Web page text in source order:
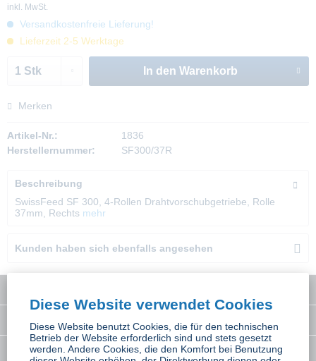
inkl. MwSt.
Versandkostenfreie Lieferung!
Lieferzeit 2-5 Werktage
In den Warenkorb
Merken
Artikel-Nr.:
1836
Herstellernummer:
SF300/37R
Beschreibung
SwissFeed SF 300, 4-Rollen Drahtvorschubgetriebe, Rolle
37mm, Rechts mehr
Kunden haben sich ebenfalls angesehen
Rechtliches
Diese Website verwendet Cookies
Diese Website benutzt Cookies, die für den technischen
Betrieb der Website erforderlich sind und stets gesetzt
werden. Andere Cookies, die den Komfort bei Benutzung